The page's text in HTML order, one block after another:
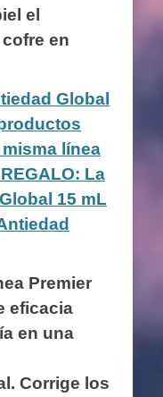
el
en
Global
línea
La
15 mL
Premier
eficacia
en una
Corrige los